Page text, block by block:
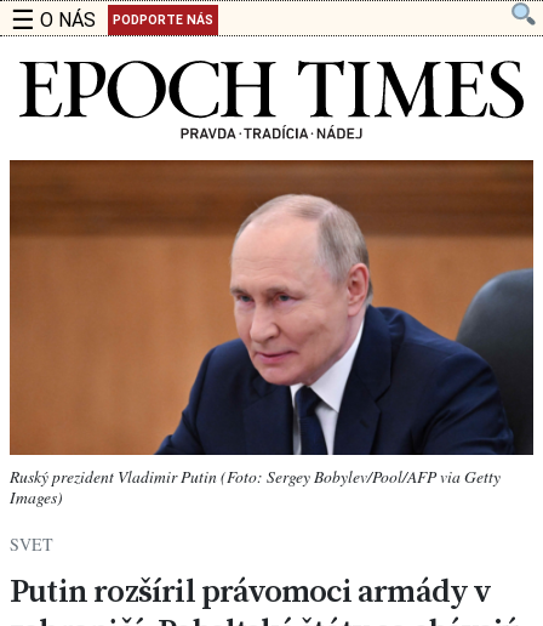
☰ O NÁS PODPORTE NÁS
Ruský prezident Vladimir Putin (Foto: Sergey Bobylev/Pool/AFP via Getty
Images)
SVET
Putin rozšíril právomoci armády v